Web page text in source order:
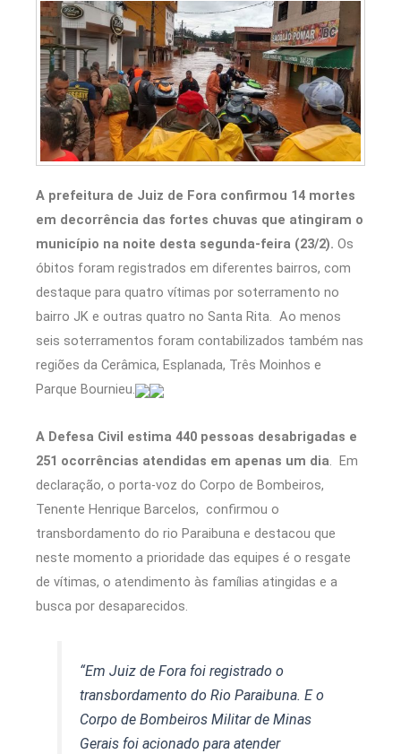
A prefeitura de Juiz de Fora confirmou 14 mortes
em decorrência das fortes chuvas que atingiram o
município na noite desta segunda-feira (23/2). Os
óbitos foram registrados em diferentes bairros, com
destaque para quatro vítimas por soterramento no
bairro JK e outras quatro no Santa Rita. Ao menos
seis soterramentos foram contabilizados também nas
regiões da Cerâmica, Esplanada, Três Moinhos e
Parque Bournieu.
A Defesa Civil estima 440 pessoas desabrigadas e
251 ocorrências atendidas em apenas um dia. Em
declaração, o porta-voz do Corpo de Bombeiros,
Tenente Henrique Barcelos, confirmou o
transbordamento do rio Paraibuna e destacou que
neste momento a prioridade das equipes é o resgate
de vítimas, o atendimento às famílias atingidas e a
busca por desaparecidos.
“Em Juiz de Fora foi registrado o
transbordamento do Rio Paraibuna. E o
Corpo de Bombeiros Militar de Minas
Gerais foi acionado para atender